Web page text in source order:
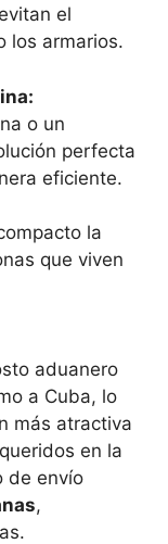
el
los armarios.
o un
perfecta
eficiente.
la
que viven
aduanero
a Cuba, lo
más atractiva
en la
de envío
,